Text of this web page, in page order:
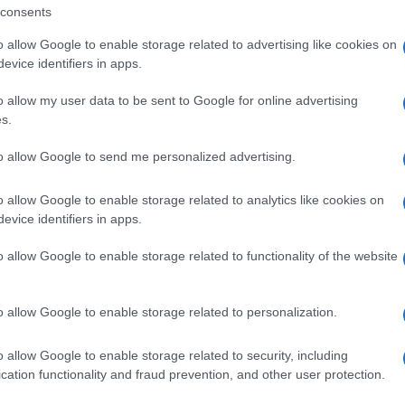
allow Google to enable storage related to advertising like cookies on
identifiers in apps.
allow my user data to be sent to Google for online advertising
allow Google to send me personalized advertising.
allow Google to enable storage related to analytics like cookies on
identifiers in apps.
allow Google to enable storage related to functionality of the website
allow Google to enable storage related to personalization.
allow Google to enable storage related to security, including
functionality and fraud prevention, and other user protection.
Eventi Gallura
+ Esporta iCal
IN EVIDENZAÀ EVENTI GALLURA